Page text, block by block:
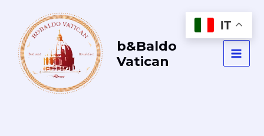
contenuto
b&Baldo
Vatican
IT